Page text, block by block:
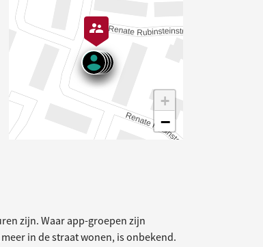
volledige afbeelding
+
−
zijn. Waar app-groepen zijn
in de straat wonen, is onbekend.